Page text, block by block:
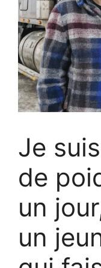
Je
de
un
un